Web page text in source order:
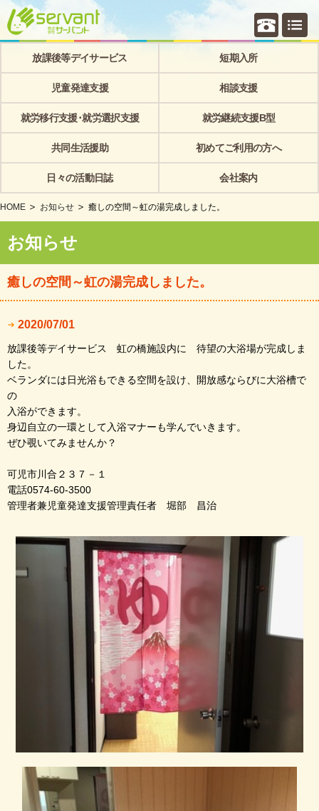
個別相
放課後等デイサービス 短期入所
児童発達支援 相談支援
就労移行支援･就労選択支援 就労継続支援B型
共同生活援助 初めてご利用の方へ
日々の活動日誌 会社案内
HOME お知らせ 癒しの空間～虹の湯完成しました。
お知らせ
癒しの空間～虹の湯完成しました。
2020/07/01
放課後等デイサービス 虹の橋施設内に 待望の大浴場が完成しま
した。
ベランダには日光浴もできる空間を設け、開放感ならびに大浴槽で
の
入浴ができます。
身辺自立の一環として入浴マナーも学んでいきます。
ぜひ覗いてみませんか？
可児市川合２３７－１
電話0574-60-3500
管理者兼児童発達支援管理責任者 堀部 昌治